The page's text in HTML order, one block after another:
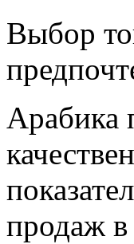
Выбор
Арабика
продаж в